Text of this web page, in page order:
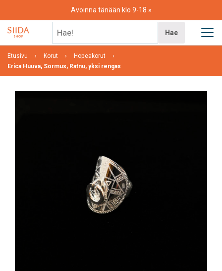
content
Avoinna tänään klo 9-18
Hae
Etusivu Korut
Hopeakorut
Erica Huuva, Sormus, Ratnu, yksi rengas